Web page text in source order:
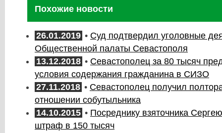
Похожие новости
26.01.2019 • Суд подтвердил уголовные
Общественной палаты Севастополя
13.12.2018 • Севастополец за 80 тысяч
условия содержания гражданина в СИЗО
27.11.2018 • Севастополец получил
отношении собутыльника
14.10.2015 • Посреднику взяточника
штраф в 150 тысяч